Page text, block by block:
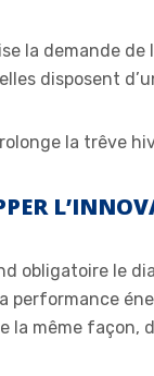
la demande
disposent
la trêve
obligatoire le
performance
la même façon,